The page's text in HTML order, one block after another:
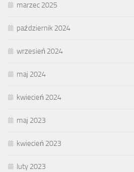
marzec 2025
październik 2024
wrzesień 2024
maj 2024
kwiecień 2024
maj 2023
kwiecień 2023
luty 2023